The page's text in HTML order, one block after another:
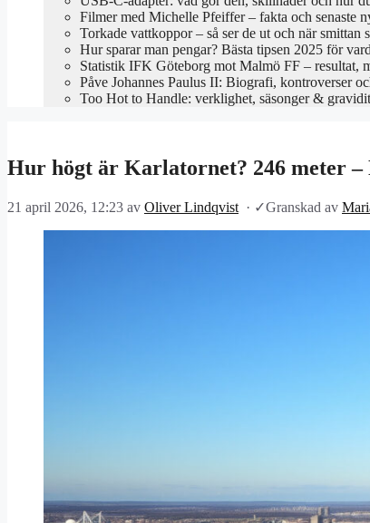
Filmer med Michelle Pfeiffer – fakta och senaste
Torkade vattkoppor – så ser de ut och när smittan
Hur sparar man pengar? Bästa tipsen 2025 för
Statistik IFK Göteborg mot Malmö FF – resultat,
Påve Johannes Paulus II: Biografi, kontroverser
Too Hot to Handle: verklighet, säsonger &
Hur högt är Karlatornet? 246 meter –
21 april 2026, 12:23 av Oliver Lindqvist · ✓Granskad av